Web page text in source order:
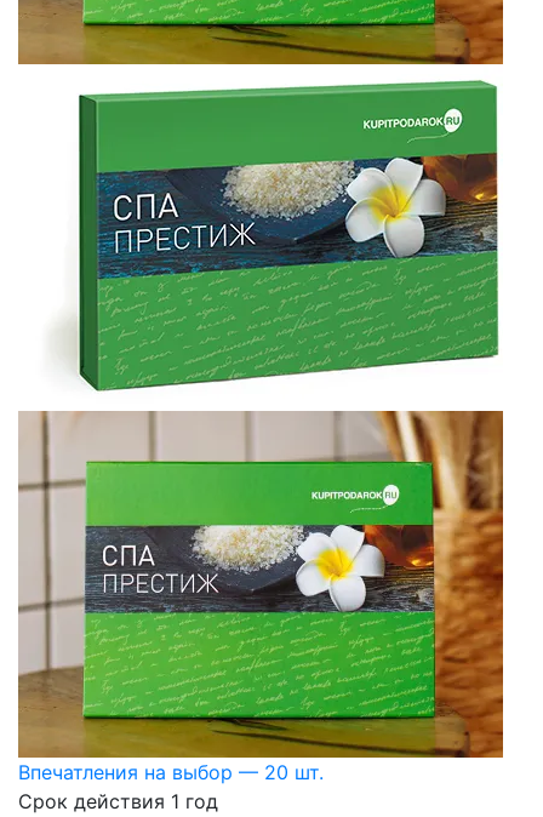
Впечатления на выбор — 20 шт.
Срок действия 1 год